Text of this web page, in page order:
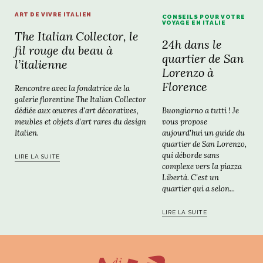
ART DE VIVRE ITALIEN
The Italian Collector, le
fil rouge du beau à
l’italienne
Rencontre avec la fondatrice de la
galerie florentine The Italian Collector
dédiée aux œuvres d'art décoratives,
meubles et objets d'art rares du design
Italien.
LIRE LA SUITE
CONSEILS POUR VOTRE
VOYAGE EN ITALIE
24h dans le
quartier de San
Lorenzo à
Florence
Buongiorno a tutti ! Je
vous propose
aujourd'hui un guide du
quartier de San Lorenzo,
qui déborde sans
complexe vers la piazza
Libertà. C'est un
quartier qui a selon...
LIRE LA SUITE